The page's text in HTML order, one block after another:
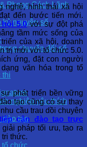
Phong Cách Lãnh
nguyên số
chuyển đổi số
thi
nghiệp yêu thích
đào tạo
tổ chức
nghệ, hình thái xã hội
đến bước tiến mới.
hội 5.0với sự đột phá
tầm mức sống của
của xã hội, doanh
trị mới với tổ chức 5.0.
ứng, đặt con người
văn hóa trong tổ
phát triển bền vững
tạo cũng có sự thay
cầu trau dồi chuyên
iếp cận đào tạo trực
pháp tối ưu, tạo ra
thức.